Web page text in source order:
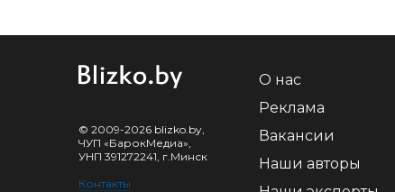
© 2009-2026 blizko.by,
ЧУП «БарокМедиа»,
УНП 391272241, г.Минск
Контакты
О нас
Реклама
Вакансии
Наши авторы